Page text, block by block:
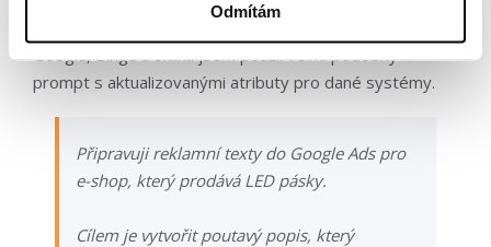
Odmítám
prompt s aktualizovanými atributy pro dané systémy.
Připravuji reklamní texty do Google Ads pro
e-shop, který prodává LED pásky.
Cílem je vytvořit poutavý popis, který